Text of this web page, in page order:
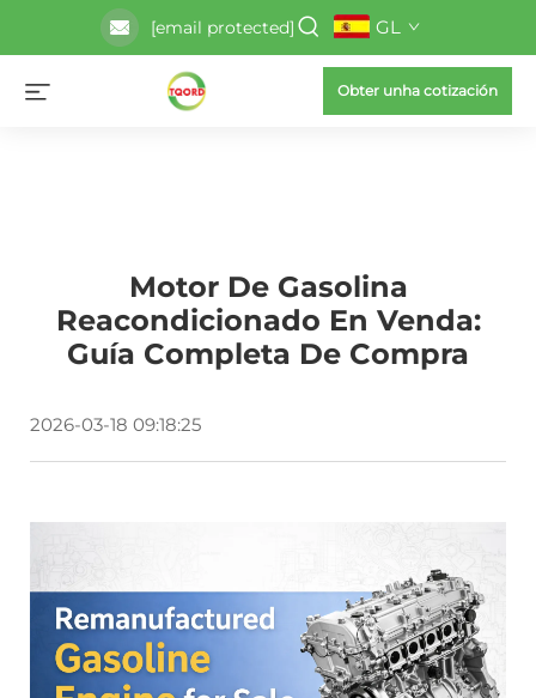
[email protected] GL
Obter unha cotización
Motor De Gasolina
Reacondicionado En Venda:
Guía Completa De Compra
2026-03-18 09:18:25